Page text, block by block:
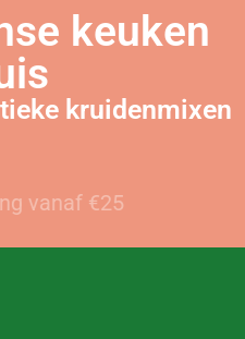
keuken
kruidenmixen
vanaf €25
vandaag verzonden